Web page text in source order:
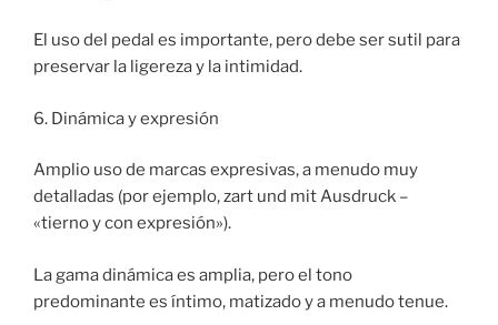
El uso del pedal es importante, pero debe ser sutil para
preservar la ligereza y la intimidad.
6. Dinámica y expresión
Amplio uso de marcas expresivas, a menudo muy
detalladas (por ejemplo, zart und mit Ausdruck –
«tierno y con expresión»).
La gama dinámica es amplia, pero el tono
predominante es íntimo, matizado y a menudo tenue.